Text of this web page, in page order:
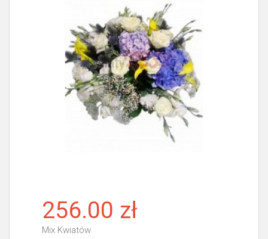
256.00 zł
Mix Kwiatów